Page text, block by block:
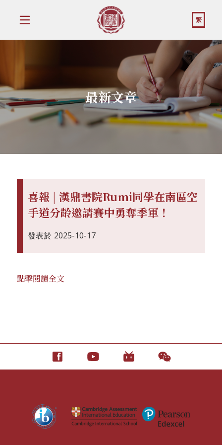
繁
最新文章
喜報 | 漢鼎書院Rumi同學在南區空
手道分齡邀請賽中勇奪季軍！
發表於 2025-10-17
點擊閱讀全文